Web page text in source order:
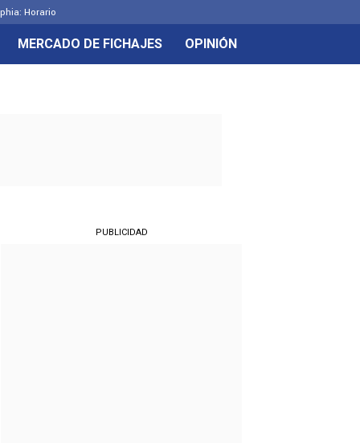
Horario
MERCADO DE FICHAJES OPINIÓN
PUBLICIDAD